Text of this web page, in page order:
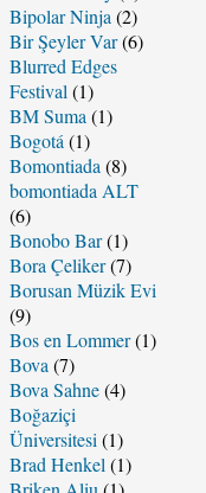
Bipolar Ninja (2)
Bir Şeyler Var(6)
Blurred Edges
Festival (1)
BM Suma (1)
Bogotá (1)
Bomontiada (8)
bomontiada ALT
(6)
Bonobo Bar(1)
Bora Çeliker(7)
Borusan Müzik Evi
(9)
Bos en Lommer(1)
Bova (7)
Bova Sahne(4)
Boğaziçi
Üniversitesi (1)
Brad Henkel (1)